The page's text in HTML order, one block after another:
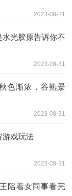
2023-08-31
光胶原告诉你不
2023-08-31
色渐浓，谷熟景
2023-08-31
游戏玩法
2023-08-31
陪着女同事看完